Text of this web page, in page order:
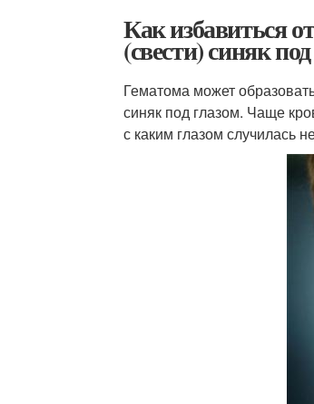
Как избавиться
(свести) синяк
Гематома может
синяк под глазом. Чаще
с каким глазом случилась